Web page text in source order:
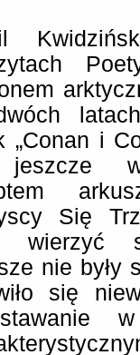
„Conan i
jeszcze
Się
wierzyć
nie były
się